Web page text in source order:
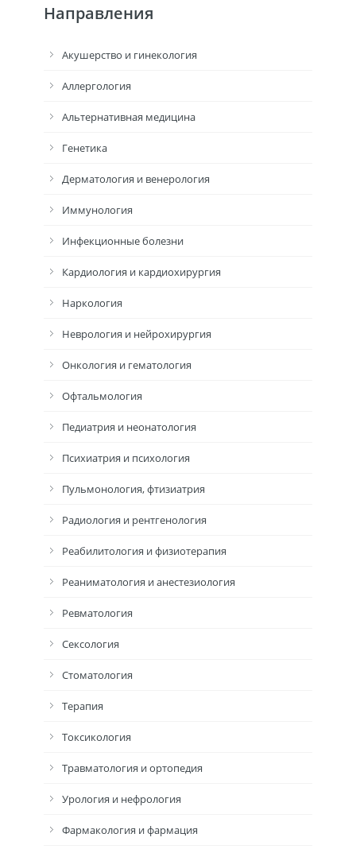
Направления
Акушерство и гинекология
Аллергология
Альтернативная медицина
Генетика
Дерматология и венерология
Иммунология
Инфекционные болезни
Кардиология и кардиохирургия
Наркология
Неврология и нейрохирургия
Онкология и гематология
Офтальмология
Педиатрия и неонатология
Психиатрия и психология
Пульмонология, фтизиатрия
Радиология и рентгенология
Реабилитология и физиотерапия
Реаниматология и анестезиология
Ревматология
Сексология
Стоматология
Терапия
Токсикология
Травматология и ортопедия
Урология и нефрология
Фармакология и фармация